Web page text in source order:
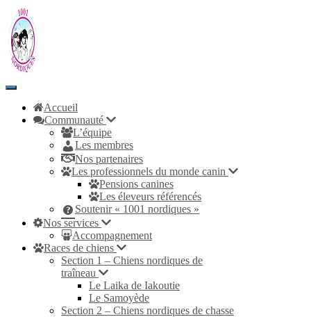
Toggle
NavigationAccueil
Communauté
L’équipe
Les membres
Nos partenaires
Les professionnels du monde canin
Pensions canines
Les éleveurs référencés
Soutenir « 1001 nordiques »
Nos services
Accompagnement
Races de chiens
Section 1 – Chiens nordiques de
traîneau
Le Laika de Iakoutie
Le Samoyède
Section 2 – Chiens nordiques de chasse